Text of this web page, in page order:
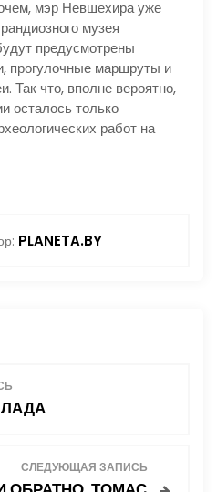
мэр Невшехира уже
музея
предусмотрены
прогулочные маршруты и
Так что, вполне вероятно,
осталось только
работ на
PLANETA.BY
СЛЕДУЮЩАЯ ЗАПИСЬ